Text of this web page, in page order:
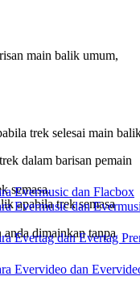
Evermusic dan Flacbox
Evermusic dan
Evertag dan Evertag
Evervideo dan
main balik umum,
trek selesai main
dalam barisan pemain
semasa.
apabila trek semasa
dimainkan tanpa